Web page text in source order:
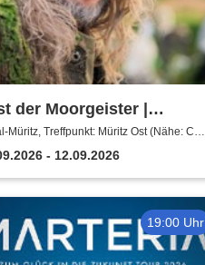
der Moorgeister |
Müritz, Treffpunkt: Müritz Ost (Nähe: Café
- 12.09.2026
19:00 Uhr